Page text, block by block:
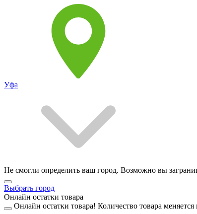
Уфа
Не смогли определить ваш город. Возможно вы
Выбрать город
Онлайн остатки товара
Онлайн остатки товара! Количество товара